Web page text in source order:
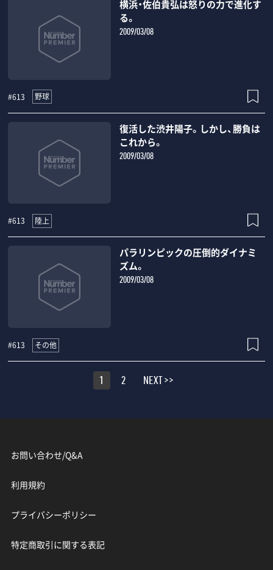
横浜・佐伯貴弘は怒りの力で進化す
る。
2009/03/08
#613 野球
復活した渋井陽子。しかし、勝負は
これから。
2009/03/08
#613 陸上
パラリンピックの圧倒的ダイナミ
ズム。
2009/03/08
#613 その他
1 2 NEXT >>
お問い合わせ/Q&A
利用規約
プライバシーポリシー
特定商取引に関する表記